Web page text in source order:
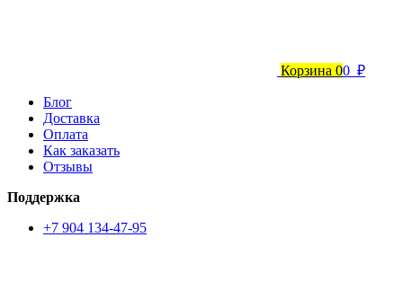
Корзина 00 ₽
Блог
Доставка
Оплата
Как заказать
Отзывы
Поддержка
+7 904 134-47-95